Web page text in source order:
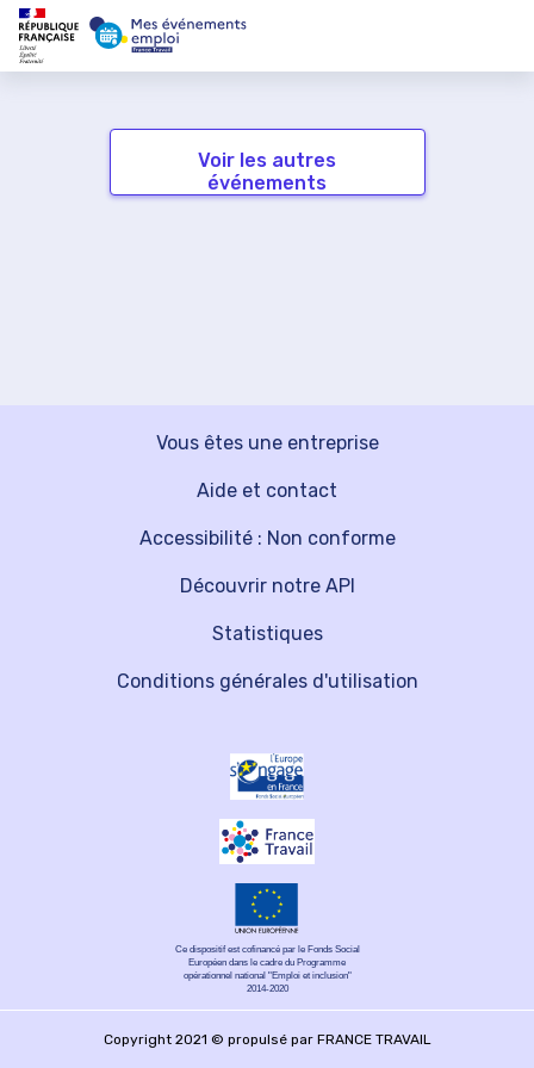
Voir les autres
événements
Vous êtes une entreprise
Découvrir notre API
Aide et contact
Statistiques
Accessibilité : Non conforme
Conditions générales d'utilisation
Ce dispositif est cofinancé par le Fonds Social
Européen dans le cadre du Programme
opérationnel national "Emploi et inclusion"
2014-2020
Copyright 2021 © propulsé par FRANCE TRAVAIL